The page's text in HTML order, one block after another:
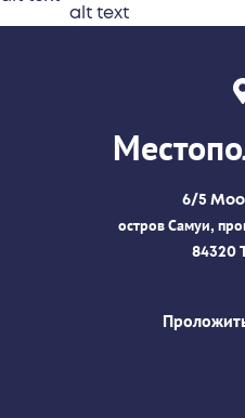
6/5 Moo
остров Самуи,
84320